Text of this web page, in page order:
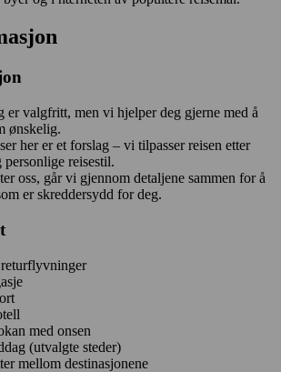
er valgfritt, men vi hjelper deg gjerne med å
ønskelig.
her er et forslag – vi tilpasser reisen etter
personlige reisestil.
oss, går vi gjennom detaljene sammen for å
er skreddersydd for deg.
med onsen
(utvalgte steder)
mellom destinasjonene